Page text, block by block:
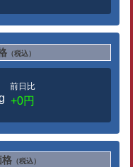
（税込）
前日比
+0円
格 （税込）